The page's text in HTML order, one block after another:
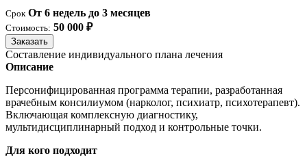
Срок От 6 недель до 3 месяцев
Стоимость: 50 000 ₽
Заказать
Составление индивидуального плана лечения
Описание
Персонифицированная программа терапии, разработанная
врачебным консилиумом (нарколог, психиатр, психотерапевт).
Включающая комплексную диагностику,
мультидисциплинарный подход и контрольные точки.
Для кого подходит